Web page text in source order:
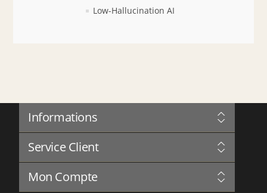
Low-Hallucination AI
Informations
Gouvernance
Confidentialité
Termes et Conditions
À Propos de Nous
Service Client
Forum
Mon Compte